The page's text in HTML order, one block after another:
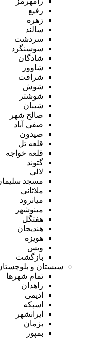
رفیع
زهره
سالند
سردشت
سوسنگرد
شادگان
شاوور
شرافت
شوش
شوشتر
شیبان
صالح شهر
صفی آباد
صیدون
قلعه تل
قلعه خواجه
گتوند
لالی
مسجد
ملاثانی
میانرود
مینوشهر
هفتگل
هندیجان
هویزه
ویس
بازگشت
سیستان و
تمام شهر‌ها
زاهدان
ادیمی
اسپکه
ایرانشهر
بزمان
بمپور